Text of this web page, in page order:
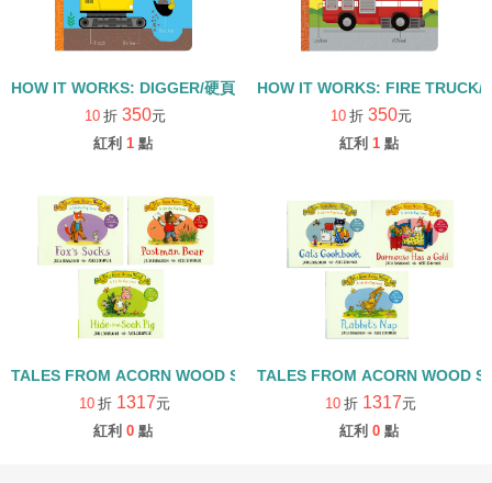
HOW IT WORKS: DIGGER/硬頁書
10 折 350元
紅利 1 點
HOW IT WORKS: FIRE TRUCK/
10 折 350元
紅利 1 點
TALES FROM ACORN WOOD STORY COLLECTION 觀察探索組/
10 折 1317元
紅利 0 點
TALES FROM ACORN WOOD
10 折 1317元
紅利 0 點